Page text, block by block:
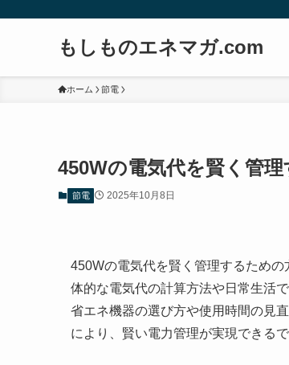
もしものエネマガ.com
ホーム 節電
450Wの電気代を賢く管
節電 2025年10月8日
450Wの電気代を賢く管理するため
体的な電気代の計算方法や日常生活
省エネ機器の選び方や使用時間の見
により、賢い電力管理が実現できるで